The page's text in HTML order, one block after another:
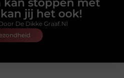
kan stoppen met
jij het ook!
De Dikke Graaf.nl